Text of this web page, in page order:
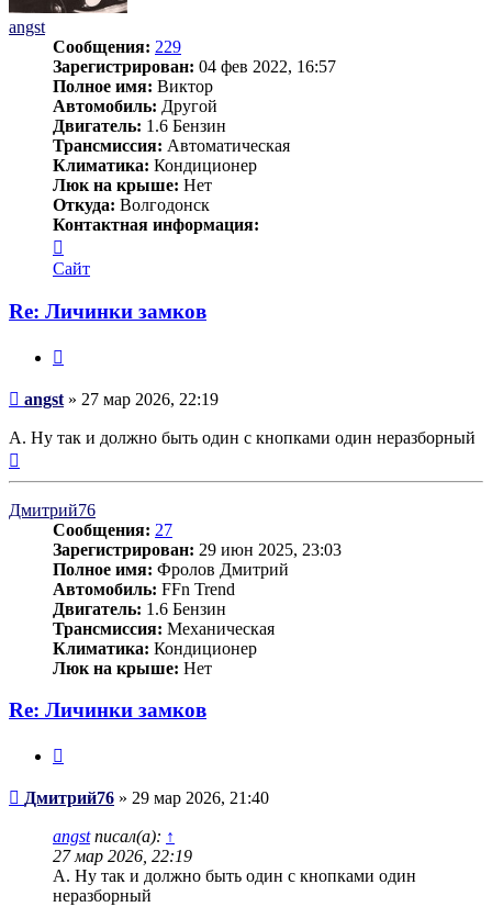
angst
Сообщения: 229
Зарегистрирован: 04 фев 2022, 16:57
Полное имя: Виктор
Автомобиль: Другой
Двигатель: 1.6 Бензин
Трансмиссия: Автоматическая
Климатика: Кондиционер
Люк на крыше: Нет
Откуда: Волгодонск
Контактная информация:
информация
пользователя
Сайт
Re: Личинки замков
Сообщение
angst » 27 мар 2026, 22:19
А. Ну так и должно быть один с кнопками один неразборный
Дмитрий76
Сообщения: 27
Зарегистрирован: 29 июн 2025, 23:03
Полное имя: Фролов Дмитрий
Автомобиль: FFn Trend
Двигатель: 1.6 Бензин
Трансмиссия: Механическая
Климатика: Кондиционер
Люк на крыше: Нет
Re: Личинки замков
Сообщение
Дмитрий76 » 29 мар 2026, 21:40
angstписал(а): ↑
27 мар 2026, 22:19
А. Ну так и должно быть один с кнопками один
неразборный